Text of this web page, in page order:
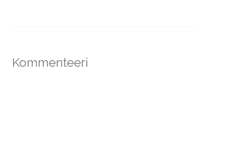
Kommenteeri